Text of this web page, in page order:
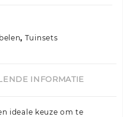
, Tuinsets
INFORMATIE
ideale keuze om te